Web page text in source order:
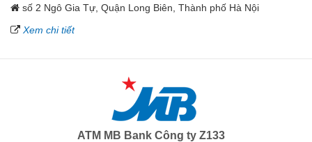
số 2 Ngô Gia Tự, Quận Long Biên, Thành phố Hà Nội
Xem chi tiết
ATM MB Bank Công ty Z133